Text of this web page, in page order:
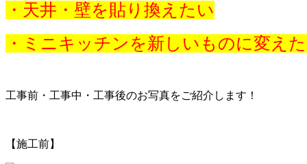
・天井・壁を貼り換えたい
・ミニキッチンを新しいものに変え
工事前・工事中・工事後のお写真をご紹介します！
【施工前】